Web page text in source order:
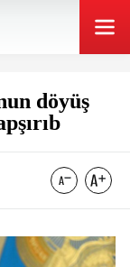
döyüş